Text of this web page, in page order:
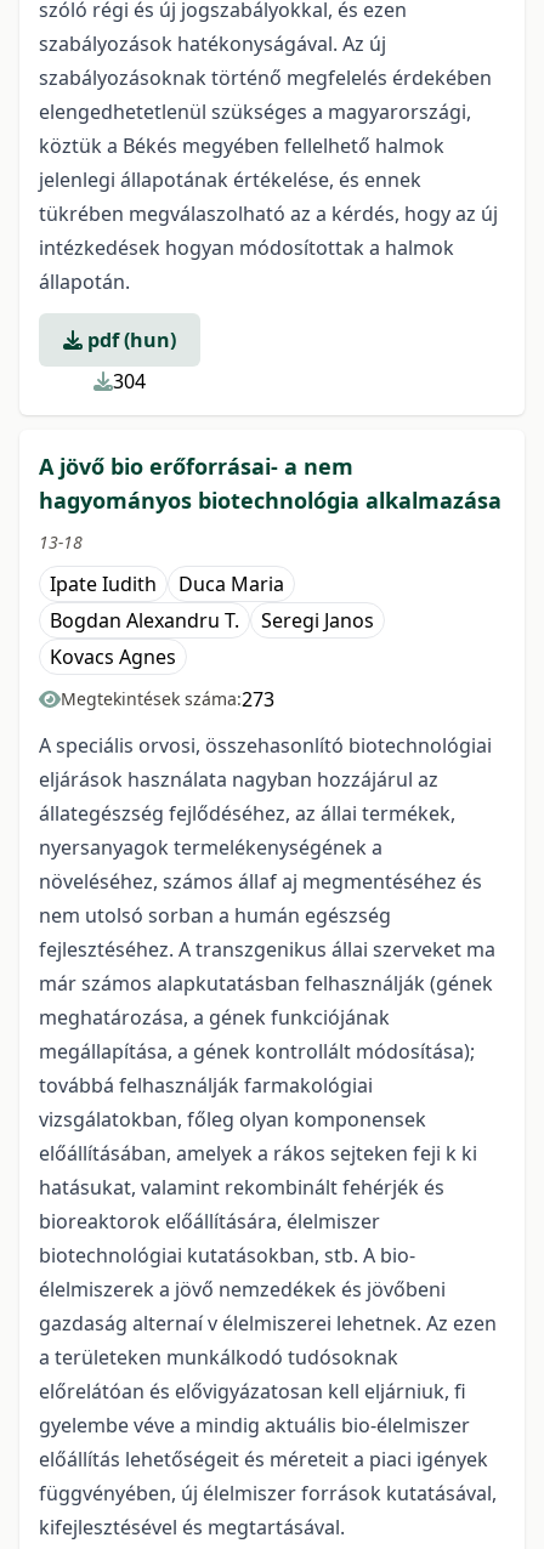
szóló régi és új jogszabályokkal, és ezen
szabályozások hatékonyságával. Az új
szabályozásoknak történő megfelelés érdekében
elengedhetetlenül szükséges a magyarországi,
köztük a Békés megyében fellelhető halmok
jelenlegi állapotának értékelése, és ennek
tükrében megválaszolható az a kérdés, hogy az új
intézkedések hogyan módosítottak a halmok
állapotán.
pdf (hun)
304
A jövő bio erőforrásai- a nem
hagyományos biotechnológia alkalmazása
13-18
Ipate Iudith
Duca Maria
Bogdan Alexandru T.
Seregi Janos
Kovacs Agnes
Megtekintések száma:273
A speciális orvosi, összehasonlító biotechnológiai
eljárások használata nagyban hozzájárul az
állategészség fejlődéséhez, az állai termékek,
nyersanyagok termelékenységének a
növeléséhez, számos állaf aj megmentéséhez és
nem utolsó sorban a humán egészség
fejlesztéséhez. A transzgenikus állai szerveket ma
már számos alapkutatásban felhasználják (gének
meghatározása, a gének funkciójának
megállapítása, a gének kontrollált módosítása);
továbbá felhasználják farmakológiai
vizsgálatokban, főleg olyan komponensek
előállításában, amelyek a rákos sejteken feji k ki
hatásukat, valamint rekombinált fehérjék és
bioreaktorok előállítására, élelmiszer
biotechnológiai kutatásokban, stb. A bio-
élelmiszerek a jövő nemzedékek és jövőbeni
gazdaság alternaí v élelmiszerei lehetnek. Az ezen
a területeken munkálkodó tudósoknak
előrelátóan és elővigyázatosan kell eljárniuk, fi
gyelembe véve a mindig aktuális bio-élelmiszer
előállítás lehetőségeit és méreteit a piaci igények
függvényében, új élelmiszer források kutatásával,
kifejlesztésével és megtartásával.